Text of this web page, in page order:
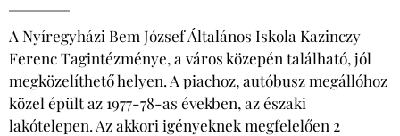
A Nyíregyházi Bem József Általános Iskola Kazinczy
Ferenc Tagintézménye, a város közepén található, jól
megközelíthető helyen. A piachoz, autóbusz megállóhoz
közel épült az 1977-78-as években, az északi
lakótelepen. Az akkori igényeknek megfelelően 2